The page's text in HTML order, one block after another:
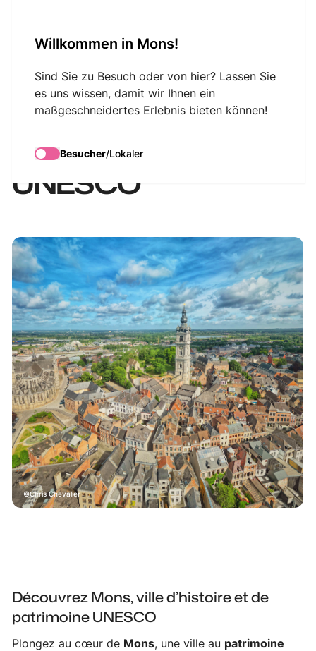
Willkommen in Mons!
Sind Sie zu Besuch oder von hier? Lassen Sie
es uns wissen, damit wir Ihnen ein
maßgeschneidertes Erlebnis bieten können!
Besucher/Lokaler
Visite guidée autour
du patrimoine
UNESCO
Chris Chevalier
Découvrez Mons, ville d’histoire et de
patrimoine UNESCO
Plongez au cœur de Mons, une ville au patrimoine